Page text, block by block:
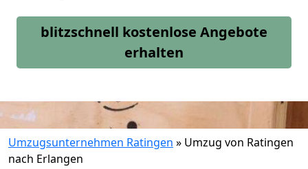
blitzschnell kostenlose Angebote
erhalten
Umzugsunternehmen Ratingen » Umzug von Ratingen
nach Erlangen